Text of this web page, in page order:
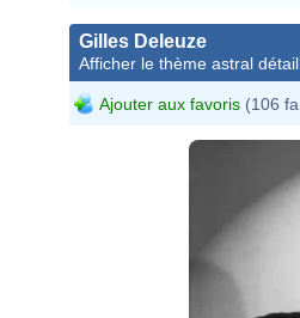
Gilles Deleuze
Afficher le thème astral
Ajouter aux favoris (106